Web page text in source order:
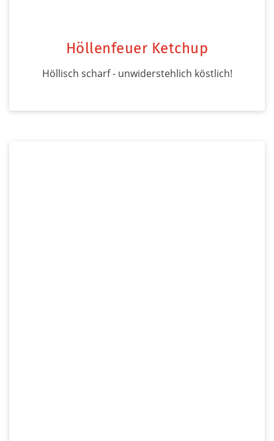
Höllenfeuer Ketchup
Höllisch scharf - unwiderstehlich köstlich!